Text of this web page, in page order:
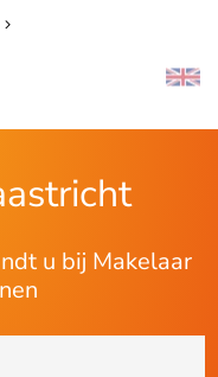
u bij Makelaar